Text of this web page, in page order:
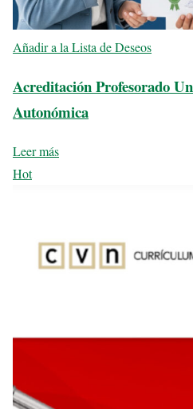
Añadir a la Lista de Deseos
Acreditación Profesorado
Autonómica
Leer más
Hot